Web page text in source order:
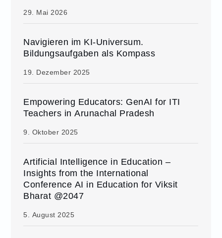
29. Mai 2026
Navigieren im KI-Universum.
Bildungsaufgaben als Kompass
19. Dezember 2025
Empowering Educators: GenAI for ITI
Teachers in Arunachal Pradesh
9. Oktober 2025
Artificial Intelligence in Education –
Insights from the International
Conference AI in Education for Viksit
Bharat @2047
5. August 2025